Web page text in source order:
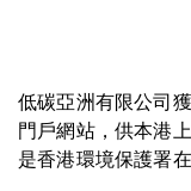
低碳亞洲有限公司
門戶網站，供本港
是香港環境保護署